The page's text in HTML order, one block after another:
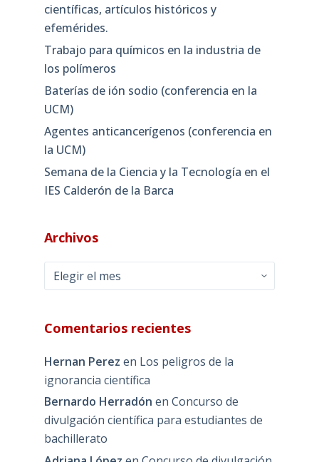
científicas, artículos históricos y
efemérides.
Trabajo para químicos en la industria de
los polímeros
Baterías de ión sodio (conferencia en la
UCM)
Agentes anticancerígenos (conferencia en
la UCM)
Semana de la Ciencia y la Tecnología en el
IES Calderón de la Barca
Archivos
Archivos
Comentarios recientes
Hernan Perez en Los peligros de la
ignorancia científica
Bernardo Herradón en Concurso de
divulgación científica para estudiantes de
bachillerato